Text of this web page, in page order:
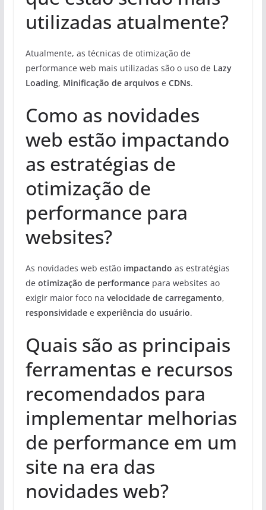
utilizadas atualmente?
Atualmente, as técnicas de otimização de
performance web mais utilizadas são o uso de Lazy
Loading, Minificação de arquivose CDNs.
Como as novidades
web estão impactando
as estratégias de
otimização de
performance para
websites?
As novidades web estão impactando as estratégias
de otimização de performancepara websites ao
exigir maior foco na velocidade de carregamento,
responsividadee experiência do usuário.
Quais são as principais
ferramentas e recursos
recomendados para
implementar melhorias
de performance em um
site na era das
novidades web?